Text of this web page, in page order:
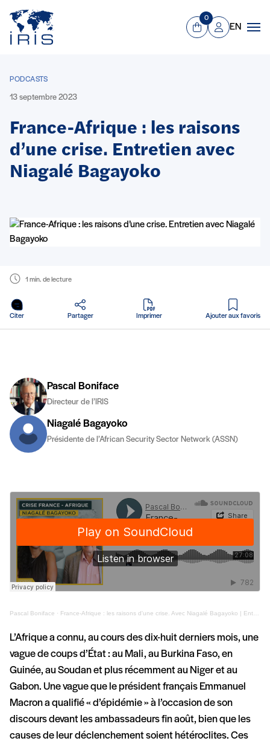
Aller au contenu principal
Panier
0
Mon compte
EN
PODCASTS
13 septembre 2023
France-Afrique : les raisons
d’une crise. Entretien avec
Niagalé Bagayoko
1 min. de lecture
Citer Partager Imprimer
en PDF
Ajouter aux favoris
Pascal Boniface
Directeur de l’IRIS
Niagalé Bagayoko
Présidente de l’African Security Sector Network (ASSN)
Pascal Boniface · France-Afrique : les raisons d'une crise. Avec Niagalé Bagayoko | Entretiens géopo
L’Afrique a connu, au cours des dix-huit derniers mois, une
vague de coups d’État : au Mali, au Burkina Faso, en
Guinée, au Soudan et plus récemment au Niger et au
Gabon. Une vague que le président français Emmanuel
Macron a qualifié « d’épidémie » à l’occasion de son
discours devant les ambassadeurs fin août, bien que les
causes de leur déclenchement soient hétéroclites. Ces